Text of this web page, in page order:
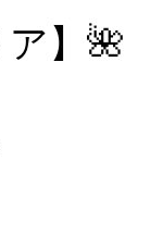
ア】🌺